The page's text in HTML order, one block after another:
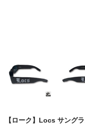
ORIGINAL
STILL 90’s
Chicano Life
【ローク】Locs サング